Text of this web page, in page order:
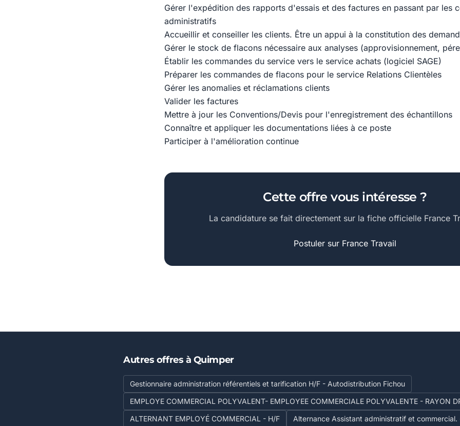
Gérer l'expédition des rapports d'essais et des factures en passant par les
administratifs
Accueillir et conseiller les clients. Être un appui à la constitution des
Gérer le stock de flacons nécessaire aux analyses (approvisionnement,
Établir les commandes du service vers le service achats (logiciel SAGE)
Préparer les commandes de flacons pour le service Relations Clientèles
Gérer les anomalies et réclamations clients
Valider les factures
Mettre à jour les Conventions/Devis pour l'enregistrement des échantillons
Connaître et appliquer les documentations liées à ce poste
Participer à l'amélioration continue
Cette offre vous intéresse ?
La candidature se fait directement sur la fiche officielle France
Postuler sur France Travail
Autres offres à Quimper
Gestionnaire administration référentiels et tarification H/F - Autodistribution Fichou
EMPLOYE COMMERCIAL POLYVALENT- EMPLOYEE COMMERCIALE POLYVALENTE - RAYON
ALTERNANT EMPLOYÉ COMMERCIAL - H/F
Alternance Assistant administratif et commercial.